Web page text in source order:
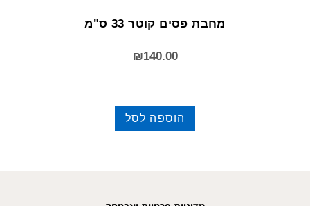
מחבת פסים קוטר 33 ס"מ
₪140.00
הוספה לסל